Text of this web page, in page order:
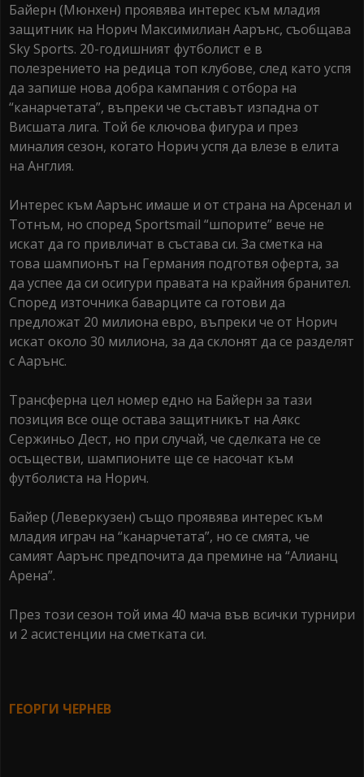
Байерн (Мюнхен) проявява интерес към младия
защитник на Норич Максимилиан Аарънс, съобщава
Sky Sports. 20-годишният футболист е в
полезрението на редица топ клубове, след като успя
да запише нова добра кампания с отбора на
“канарчетата”, въпреки че съставът изпадна от
Висшата лига. Той бе ключова фигура и през
миналия сезон, когато Норич успя да влезе в елита
на Англия.
Интерес към Аарънс имаше и от страна на Арсенал и
Тотнъм, но според Sportsmail “шпорите” вече не
искат да го привличат в състава си. За сметка на
това шампионът на Германия подготвя оферта, за
да успее да си осигури правата на крайния бранител.
Според източника баварците са готови да
предложат 20 милиона евро, въпреки че от Норич
искат около 30 милиона, за да склонят да се разделят
с Аарънс.
Трансферна цел номер едно на Байерн за тази
позиция все още остава защитникът на Аякс
Сержиньо Дест, но при случай, че сделката не се
осъществи, шампионите ще се насочат към
футболиста на Норич.
Байер (Леверкузен) също проявява интерес към
младия играч на “канарчетата”, но се смята, че
самият Аарънс предпочита да премине на “Алианц
Арена”.
През този сезон той има 40 мача във всички турнири
и 2 асистенции на сметката си.
ГЕОРГИ ЧЕРНЕВ